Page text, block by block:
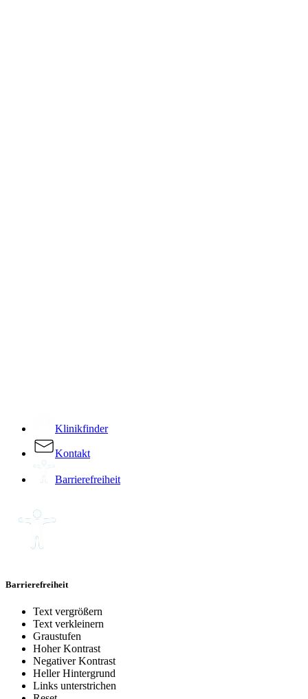
Klinikfinder
Kontakt
Barrierefreiheit
Barrierefreiheit
Text vergrößern
Text verkleinern
Graustufen
Hoher Kontrast
Negativer Kontrast
Heller Hintergrund
Links unterstrichen